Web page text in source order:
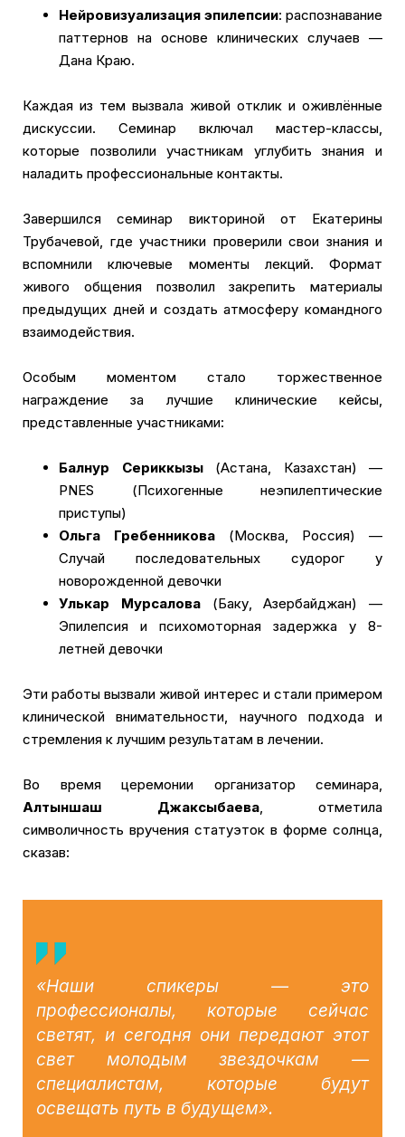
Нейровизуализация эпилепсии: распознавание
паттернов на основе клинических случаев —
Дана Краю.
Каждая из тем вызвала живой отклик и оживлённые
дискуссии. Семинар включал мастер-классы,
которые позволили участникам углубить знания и
наладить профессиональные контакты.
Завершился семинар викториной от Екатерины
Трубачевой, где участники проверили свои знания и
вспомнили ключевые моменты лекций. Формат
живого общения позволил закрепить материалы
предыдущих дней и создать атмосферу командного
взаимодействия.
Особым моментом стало торжественное
награждение за лучшие клинические кейсы,
представленные участниками:
Балнур Сериккызы(Астана, Казахстан) —
PNES (Психогенные неэпилептические
приступы)
Ольга Гребенникова (Москва, Россия) —
Случай последовательных судорог у
новорожденной девочки
Улькар Мурсалова(Баку, Азербайджан) —
Эпилепсия и психомоторная задержка у 8-
летней девочки
Эти работы вызвали живой интерес и стали примером
клинической внимательности, научного подхода и
стремления к лучшим результатам в лечении.
Во время церемонии организатор семинара,
Алтыншаш Джаксыбаева, отметила
символичность вручения статуэток в форме солнца,
сказав:
«Наши спикеры — это
профессионалы, которые сейчас
светят, и сегодня они передают этот
свет молодым звездочкам —
специалистам, которые будут
освещать путь в будущем».